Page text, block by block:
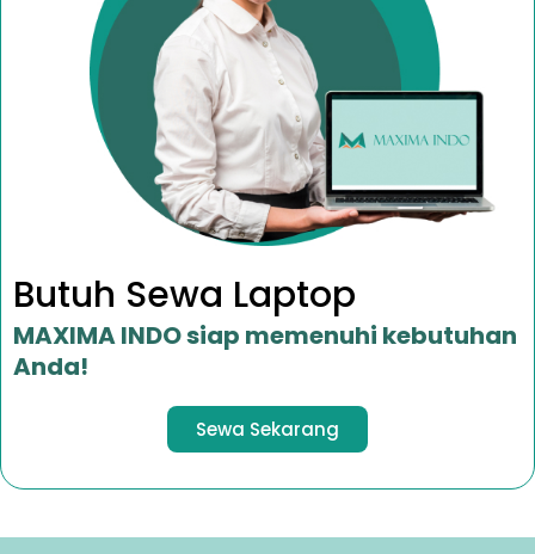
Butuh Sewa Laptop
MAXIMA INDO siap memenuhi kebutuhan
Anda!
Sewa Sekarang